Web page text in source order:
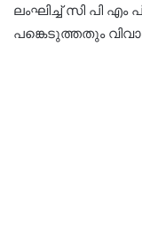
ലംഘിച്ച് സി പി
പങ്കെടുത്തതും